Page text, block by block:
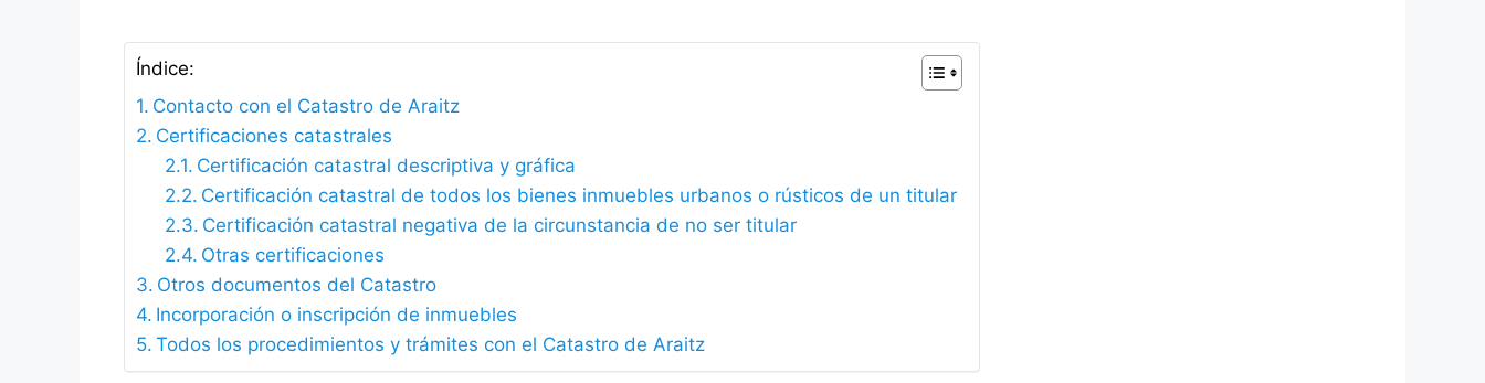
Índice:
Contacto con el Catastro de Araitz
Certificaciones catastrales
Certificación catastral descriptiva y gráfica
Certificación catastral de todos los bienes inmuebles urbanos o rústicos de un titular
Certificación catastral negativa de la circunstancia de no ser titular
Otras certificaciones
Otros documentos del Catastro
Incorporación o inscripción de inmuebles
Todos los procedimientos y trámites con el Catastro de Araitz